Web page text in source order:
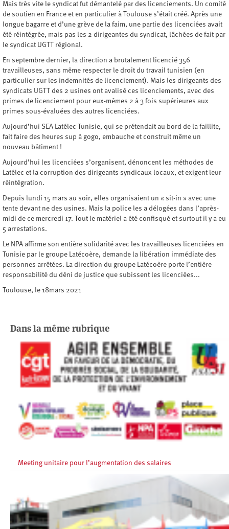
Mais très vite le syndicat fut démantelé par des licenciements. Un comité
de soutien en France et en particulier à Toulouse s’était créé. Après une
longue bagarre et d’une grève de la faim, une partie des licenciées avait
été réintégrée, mais pas les 2 dirigeantes du syndicat, lâchées de fait par
le syndicat UGTT régional.
En septembre dernier, la direction a brutalement licencié 356
travailleuses, sans même respecter le droit du travail tunisien (en
particulier sur les indemnités de licenciement). Mais les dirigeants des
syndicats UGTT des 2 usines ont avalisé ces licenciements, avec des
primes de licenciement pour eux-mêmes 2 à 3 fois supérieures aux
primes sous-évaluées des autres licenciées.
Aujourd’hui SEA Latélec Tunisie, qui se prétendait au bord de la faillite,
fait faire des heures sup à gogo, embauche et construit même un
nouveau bâtiment !
Aujourd’hui les licenciées s’organisent, dénoncent les méthodes de
Latélec et la corruption des dirigeants syndicaux locaux, et exigent leur
réintégration.
Depuis lundi 15 mars au soir, elles organisaient un « sit-in » avec une
tente devant ne des usines. Mais la police les a délogées dans l’après-
midi de ce mercredi 17. Tout le matériel a été confisqué et surtout il y a eu
5 arrestations.
Le NPA affirme son entière solidarité avec les travailleuses licenciées en
Tunisie par le groupe Latécoère, demande la libération immédiate des
personnes arrêtées. La direction du groupe Latécoère porte l’entière
responsabilité du déni de justice que subissent les licenciées...
Toulouse, le 18mars 2021
Dans la même rubrique
Meeting unitaire pour l’augmentation des salaires